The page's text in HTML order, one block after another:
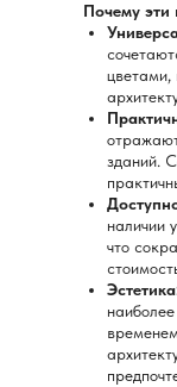
Почему эти
цветами,
зданий.
наличии
что